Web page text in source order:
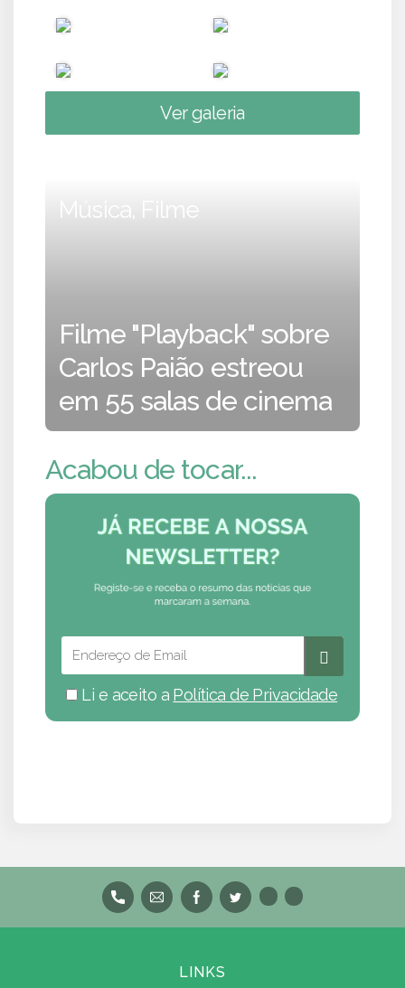
Ver galeria
Música, Filme
Filme "Playback" sobre
Carlos Paião estreou
em 55 salas de cinema
Acabou de tocar...
Li e aceito a Política de Privacidade
LINKS